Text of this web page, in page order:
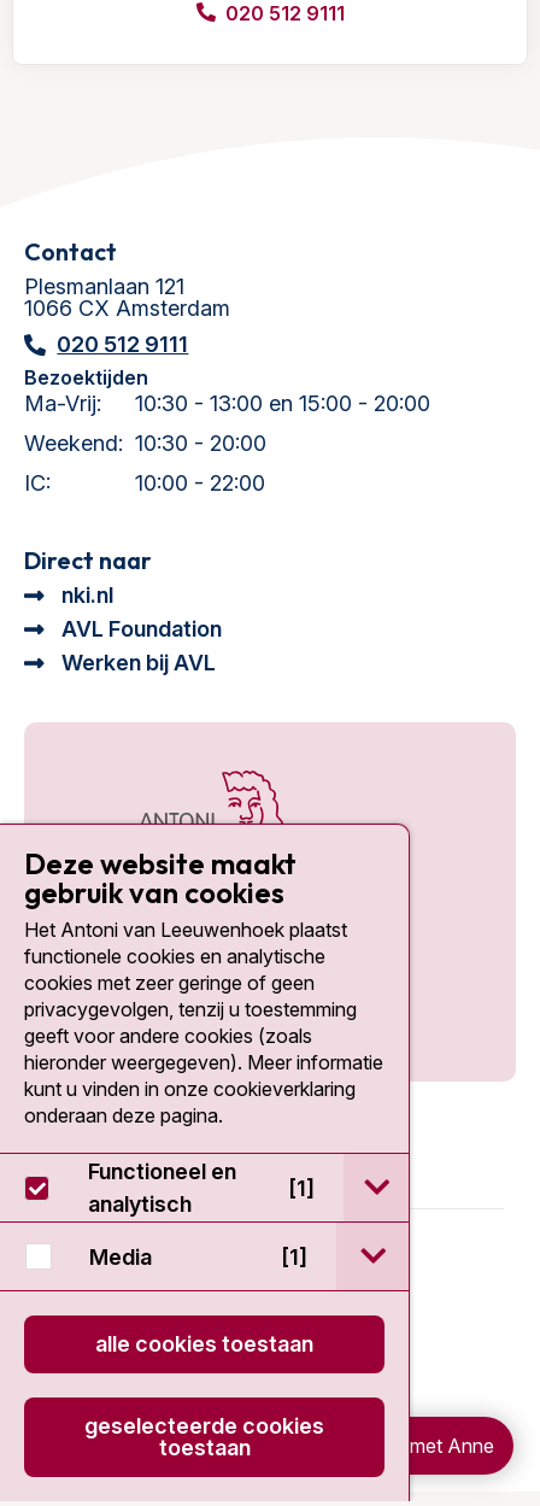
020 512 9111
Contact
Plesmanlaan 121
1066 CX Amsterdam
020 512 9111
Bezoektijden
Ma-Vrij:
10:30 - 13:00 en 15:00 - 20:00
Weekend: 10:30 - 20:00
IC:
10:00 - 22:00
Direct naar
nki.nl
AVL Foundation
Werken bij AVL
Social media
© 2026 - Antoni van Leeuwenhoek
Disclaimer
Cookieverklaring
Deze website maakt
gebruik van cookies
Het Antoni van Leeuwenhoek plaatst
functionele cookies en analytische
cookies met zeer geringe of geen
privacygevolgen, tenzij u toestemming
geeft voor andere cookies (zoals
hieronder weergegeven). Meer informatie
kunt u vinden in onze cookieverklaring
onderaan deze pagina.
Functioneel en
analytisch
[1] open / sluit
Media [1] open / sluit
alle cookies toestaan
geselecteerde cookies
toestaan
Chat met Anne